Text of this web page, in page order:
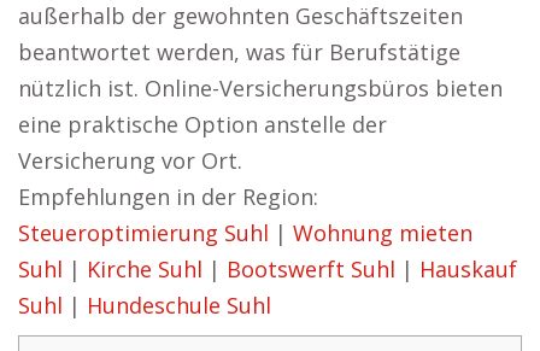
außerhalb der gewohnten Geschäftszeiten
beantwortet werden, was für Berufstätige
nützlich ist. Online-Versicherungsbüros bieten
eine praktische Option anstelle der
Versicherung vor Ort.
Empfehlungen in der Region:
Steueroptimierung Suhl | Wohnung mieten
Suhl | Kirche Suhl | Bootswerft Suhl | Hauskauf
Suhl | Hundeschule Suhl